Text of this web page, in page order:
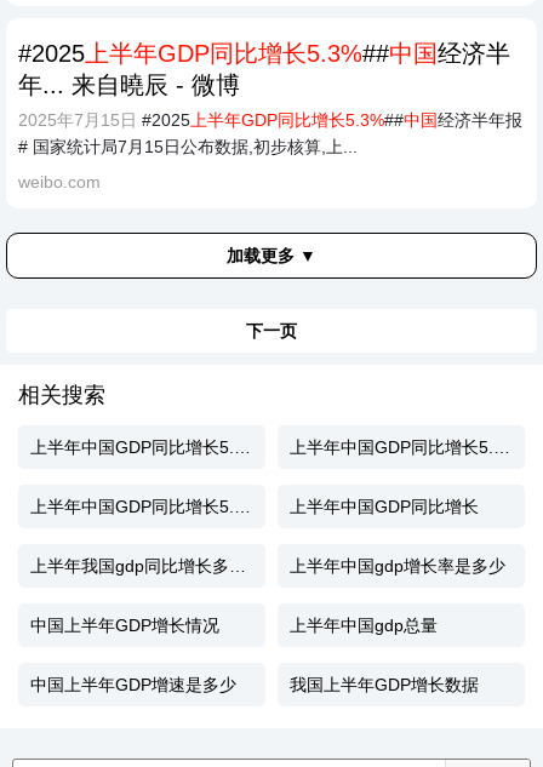
#2025 上半年GDP同比增长5.3%##中国经济半
年... 来自曉辰 - 微博
2025年7月15日 #2025上半年GDP同比增长5.3%##中国经济半年报
# 国家统计局7月15日公布数据,初步核算,上...
weibo.com
加载更多 ▼
下一页
相关搜索
上半年中国GDP同比增长5.3% 上半年中国GDP同比增长5.3%?哈哈=哈哈
上半年中国GDP同比增长5.3%他 上半年中国GDP同比增长
上半年我国gdp同比增长多少倍 上半年中国gdp增长率是多少
中国上半年GDP增长情况 上半年中国gdp总量
中国上半年GDP增速是多少 我国上半年GDP增长数据